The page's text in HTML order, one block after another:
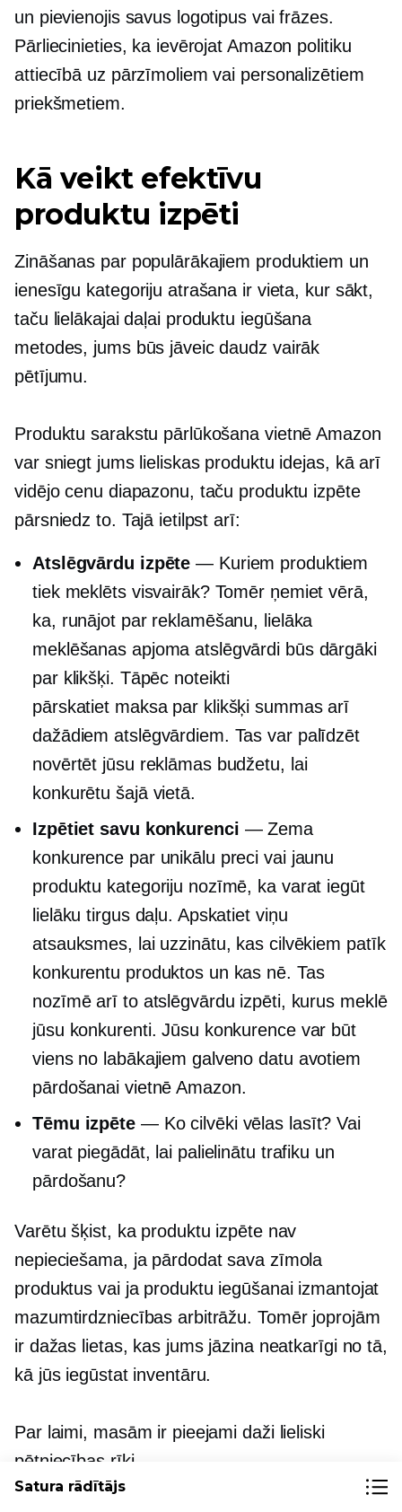
un pievienojis savus logotipus vai frāzes.
Pārliecinieties, ka ievērojat Amazon politiku
attiecībā uz pārzīmoliem vai personalizētiem
priekšmetiem.
Kā veikt efektīvu
produktu izpēti
Zināšanas par populārākajiem produktiem un
ienesīgu kategoriju atrašana ir vieta, kur sākt,
taču lielākajai daļai produktu iegūšana
metodes, jums būs jāveic daudz vairāk
pētījumu.
Produktu sarakstu pārlūkošana vietnē Amazon
var sniegt jums lieliskas produktu idejas, kā arī
vidējo cenu diapazonu, taču produktu izpēte
pārsniedz to. Tajā ietilpst arī:
Atslēgvārdu izpēte — Kuriem produktiem
tiek meklēts visvairāk? Tomēr ņemiet vērā,
ka, runājot par reklamēšanu, lielāka
meklēšanas apjoma atslēgvārdi būs dārgāki
par klikšķi. Tāpēc noteikti
pārskatiet maksa par klikšķi summas arī
dažādiem atslēgvārdiem. Tas var palīdzēt
novērtēt jūsu reklāmas budžetu, lai
konkurētu šajā vietā.
Izpētiet savu konkurenci — Zema
konkurence par unikālu preci vai jaunu
produktu kategoriju nozīmē, ka varat iegūt
lielāku tirgus daļu. Apskatiet viņu
atsauksmes, lai uzzinātu, kas cilvēkiem patīk
konkurentu produktos un kas nē. Tas
nozīmē arī to atslēgvārdu izpēti, kurus meklē
jūsu konkurenti. Jūsu konkurence var būt
viens no labākajiem galveno datu avotiem
pārdošanai vietnē Amazon.
Tēmu izpēte— Ko cilvēki vēlas lasīt? Vai
varat piegādāt, lai palielinātu trafiku un
pārdošanu?
Varētu šķist, ka produktu izpēte nav
nepieciešama, ja pārdodat sava zīmola
produktus vai ja produktu iegūšanai izmantojat
mazumtirdzniecības arbitrāžu. Tomēr joprojām
ir dažas lietas, kas jums jāzina neatkarīgi no tā,
kā jūs iegūstat inventāru.
Par laimi, masām ir pieejami daži lieliski
pētniecības rīki.
Satura rādītājs